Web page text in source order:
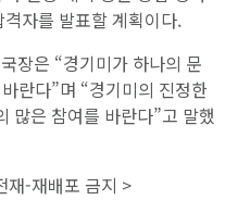
자를 발표할 계획이다.
장은 “경기미가 하나의 문
란다”며 “경기미의 진정한
많은 참여를 바란다”고 말했
-재배포 금지 >